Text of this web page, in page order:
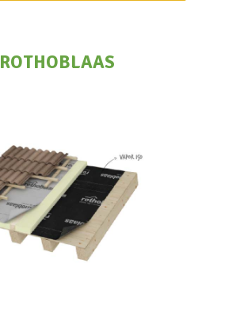
ROTHOBLAAS
Vapor 140
ROTHOBLAAS